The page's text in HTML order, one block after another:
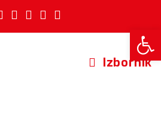
Izbornik
Open toolbar